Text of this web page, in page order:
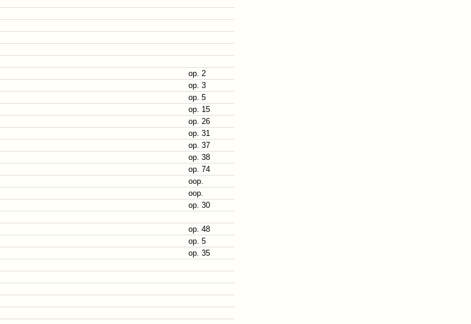
op. 2
op. 3
op. 5
op. 15
op. 26
op. 31
op. 37
op. 38
op. 74
oop.
oop.
op. 30
op. 48
op. 5
op. 35